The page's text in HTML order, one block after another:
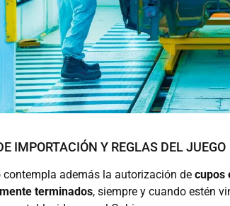
IMPORTACIÓN Y REGLAS DEL JUEGO
contempla además la autorización de cupos
terminados, siempre y cuando estén